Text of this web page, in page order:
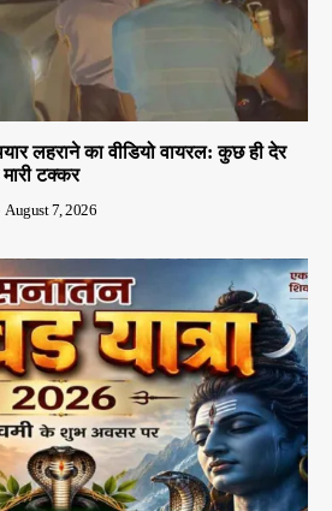
लहराने का वीडियो वायरल: कुछ ही देर
टक्कर
August 7, 2026